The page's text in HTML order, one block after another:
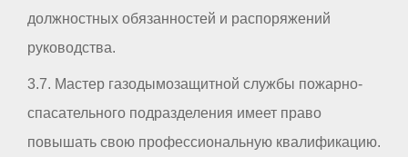
должностных обязанностей и распоряжений
руководства.
3.7. Мастер газодымозащитной службы пожарно-
спасательного подразделения имеет право
повышать свою профессиональную квалификацию.